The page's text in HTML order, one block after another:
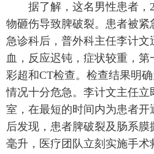
看天下 晋月读
太原日报 太原晚报
据了解，这名男性患者，
物砸伤导致脾破裂。患者被
急诊科后，普外科主任李计文
血，反应迟钝，症状较重，
彩超和CT检查。检查结果明
情况十分危急。李计文主任
室，在最短的时间内为患者开
后发现，患者脾破裂及肠系膜
毫升，医疗团队立刻实施手术